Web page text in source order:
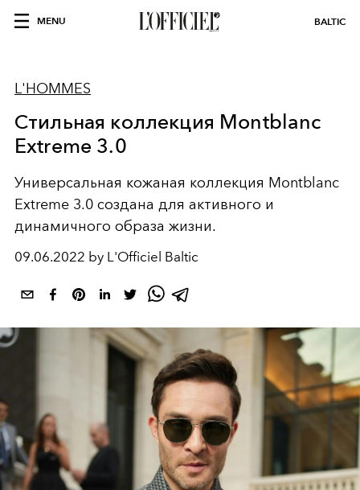
MENU BALTIC
L'HOMMES
Стильная коллекция Montblanc
Extreme 3.0
Универсальная кожаная коллекция Montblanc
Extreme 3.0 создана для активного и
динамичного образа жизни.
09.06.2022 by L'Officiel Baltic